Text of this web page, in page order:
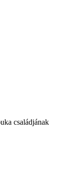
családjának